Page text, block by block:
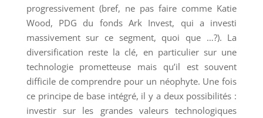
progressivement (bref, ne pas faire comme Katie
Wood, PDG du fonds Ark Invest, qui a investi
massivement sur ce segment, quoi que …?). La
diversification reste la clé, en particulier sur une
technologie prometteuse mais qu’il est souvent
difficile de comprendre pour un néophyte. Une fois
ce principe de base intégré, il y a deux possibilités :
investir sur les grandes valeurs technologiques